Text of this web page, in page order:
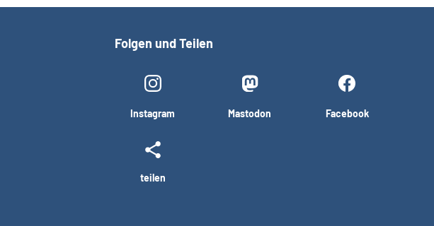
Folgen und Teilen
Instagram Mastodon Facebook
teilen